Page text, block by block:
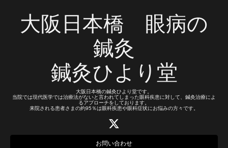
大阪日本橋 眼病の
鍼灸
鍼灸ひより堂
大阪日本橋の鍼灸ひより堂です。
当院では現代医学では治療法がないと言われてしまった眼科疾患に対して、鍼灸治療によ
るアプローチをしております。
来院される患者さまの約95％は眼科疾患や眼科症状にお悩みの方々です。
お問い合わせ